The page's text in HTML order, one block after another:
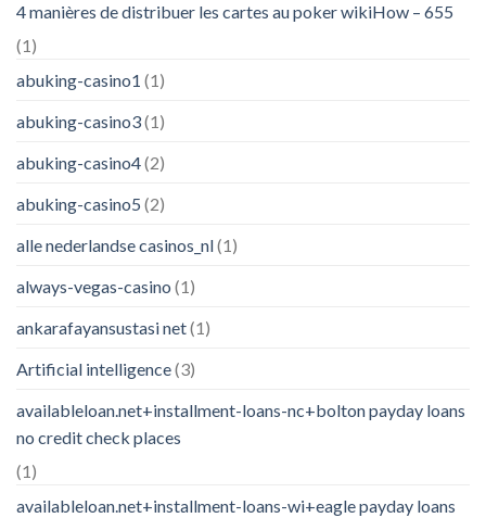
4 manières de distribuer les cartes au poker wikiHow – 655
(1)
abuking-casino1 (1)
abuking-casino3(1)
abuking-casino4(2)
abuking-casino5 (2)
alle nederlandse casinos_nl(1)
always-vegas-casino (1)
ankarafayansustasi net(1)
Artificial intelligence(3)
availableloan.net+installment-loans-nc+bolton payday loans
no credit check places
(1)
availableloan.net+installment-loans-wi+eagle payday loans